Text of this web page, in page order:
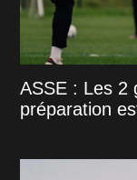
ASSE : Les 2
préparation